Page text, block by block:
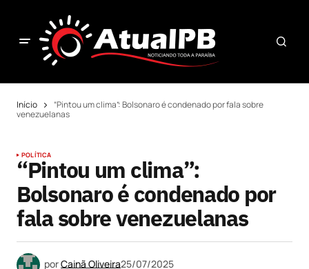
Início
“Pintou um clima”: Bolsonaro é condenado por fala sobre
venezuelanas
POLÍTICA
“Pintou um clima”:
Bolsonaro é condenado por
fala sobre venezuelanas
porCainã Oliveira25/07/2025